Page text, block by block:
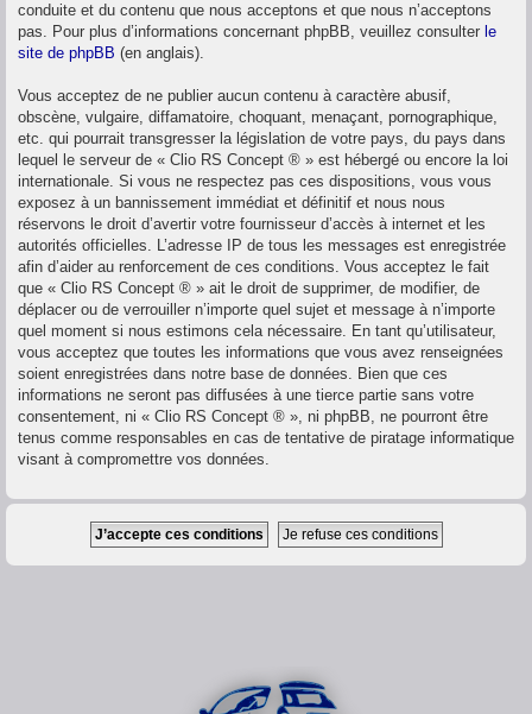
conduite et du contenu que nous acceptons et que nous n’acceptons
pas. Pour plus d’informations concernant phpBB, veuillez consulter le
site de phpBB (en anglais).
Vous acceptez de ne publier aucun contenu à caractère abusif,
obscène, vulgaire, diffamatoire, choquant, menaçant, pornographique,
etc. qui pourrait transgresser la législation de votre pays, du pays dans
lequel le serveur de « Clio RS Concept ® » est hébergé ou encore la loi
internationale. Si vous ne respectez pas ces dispositions, vous vous
exposez à un bannissement immédiat et définitif et nous nous
réservons le droit d’avertir votre fournisseur d’accès à internet et les
autorités officielles. L’adresse IP de tous les messages est enregistrée
afin d’aider au renforcement de ces conditions. Vous acceptez le fait
que « Clio RS Concept ® » ait le droit de supprimer, de modifier, de
déplacer ou de verrouiller n’importe quel sujet et message à n’importe
quel moment si nous estimons cela nécessaire. En tant qu’utilisateur,
vous acceptez que toutes les informations que vous avez renseignées
soient enregistrées dans notre base de données. Bien que ces
informations ne seront pas diffusées à une tierce partie sans votre
consentement, ni « Clio RS Concept ® », ni phpBB, ne pourront être
tenus comme responsables en cas de tentative de piratage informatique
visant à compromettre vos données.